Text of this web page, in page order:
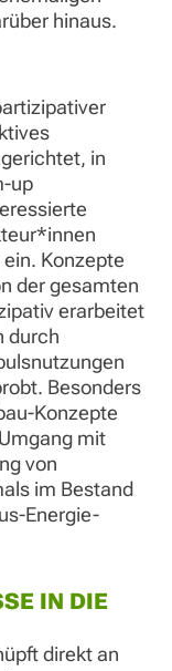
hinaus.
in
up
Konzepte
der gesamten
erarbeitet
durch
Besonders
Konzepte
mit
von
im Bestand
Energie-
IN DIE
direkt an